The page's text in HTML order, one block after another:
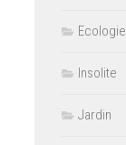
Ecologie
Insolite
Jardin